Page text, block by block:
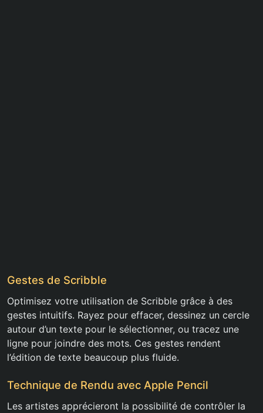
Gestes de Scribble
Optimisez votre utilisation de Scribble grâce à des
gestes intuitifs. Rayez pour effacer, dessinez un cercle
autour d’un texte pour le sélectionner, ou tracez une
ligne pour joindre des mots. Ces gestes rendent
l’édition de texte beaucoup plus fluide.
Technique de Rendu avec Apple Pencil
Les artistes apprécieront la possibilité de contrôler la